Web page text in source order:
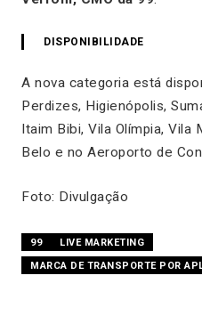
DISPONIBILIDADE
A nova categoria está
Perdizes, Higienópolis,
Itaim Bibi, Vila Olímpia, Vila
Belo e no Aeroporto de
Foto: Divulgação
99
LIVE MARKETING
MARCA DE TRANSPORTE POR